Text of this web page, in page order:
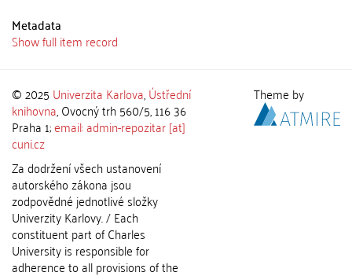
Metadata
Show full item record
© 2025 Univerzita Karlova,Ústřední
knihovna, Ovocný trh 560/5, 116 36
Praha 1;email: admin-repozitar [at]
cuni.cz
Za dodržení všech ustanovení
autorského zákona jsou
zodpovědné jednotlivé složky
Univerzity Karlovy. / Each
constituent part of Charles
University is responsible for
adherence to all provisions of the
Theme by